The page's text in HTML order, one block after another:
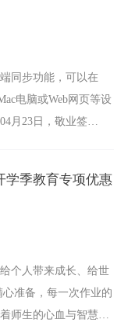
同步功能，可以在
电脑或Web网页等设
月23日，敬业签
学季教育专项优惠
个人带来成长、给世
准备，每一次作业的
师生的心血与智慧。